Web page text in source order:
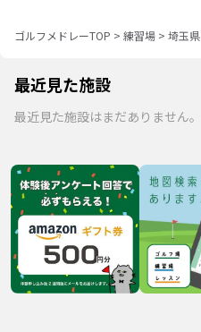
ゴルフメドレーTOP > 練習場 > 埼玉県
最近見た施設
最近見た施設はまだありません。